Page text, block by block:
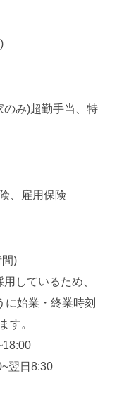
のみ)超勤手当、特
、雇用保険
)
しているため、
始業・終業時刻
す。
翌日8:30